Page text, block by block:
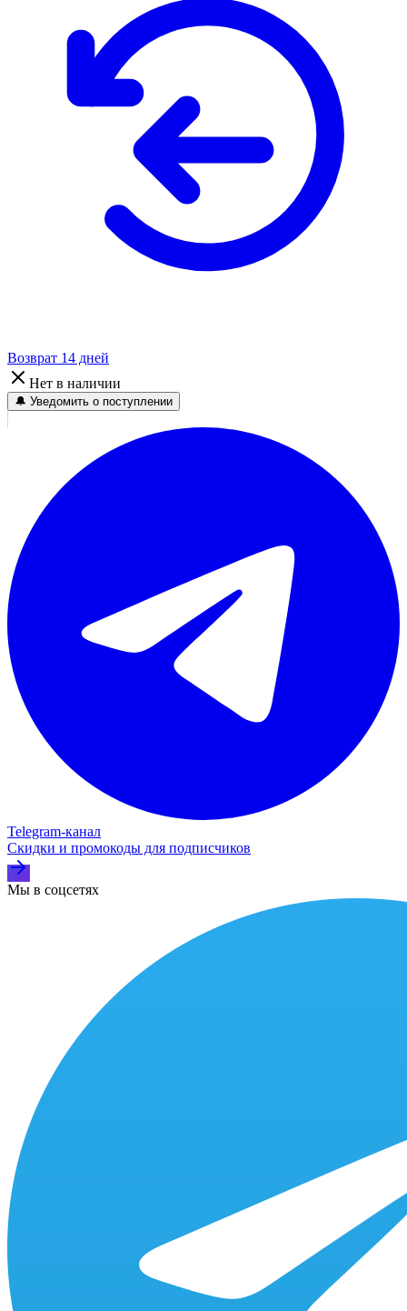
Возврат 14 дней
Нет в наличии
🔔 Уведомить о поступлении
Telegram‑канал
Скидки и промокоды для подписчиков
Мы в соцсетях